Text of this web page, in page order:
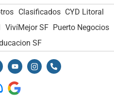
Clasificados CYD Litoral
VivíMejor SF Puerto Negocios
SF